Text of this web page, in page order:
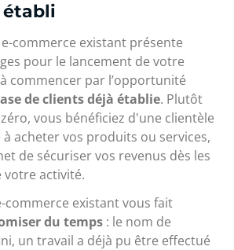
établi
commerce existant présente
pour le lancement de votre
commencer par l’opportunité
de clients déjà établie. Plutôt
vous bénéficiez d'une clientèle
acheter vos produits ou services,
de sécuriser vos revenus dès les
activité.
commerce existant vous fait
du temps : le nom de
un travail a déjà pu être effectué